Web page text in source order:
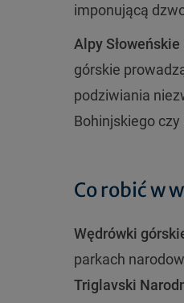
imponującą
Alpy Słoweńskie
górskie
podziwiania
Bohinjskiego
Co robić w
Wędrówki
parkach
Triglavski